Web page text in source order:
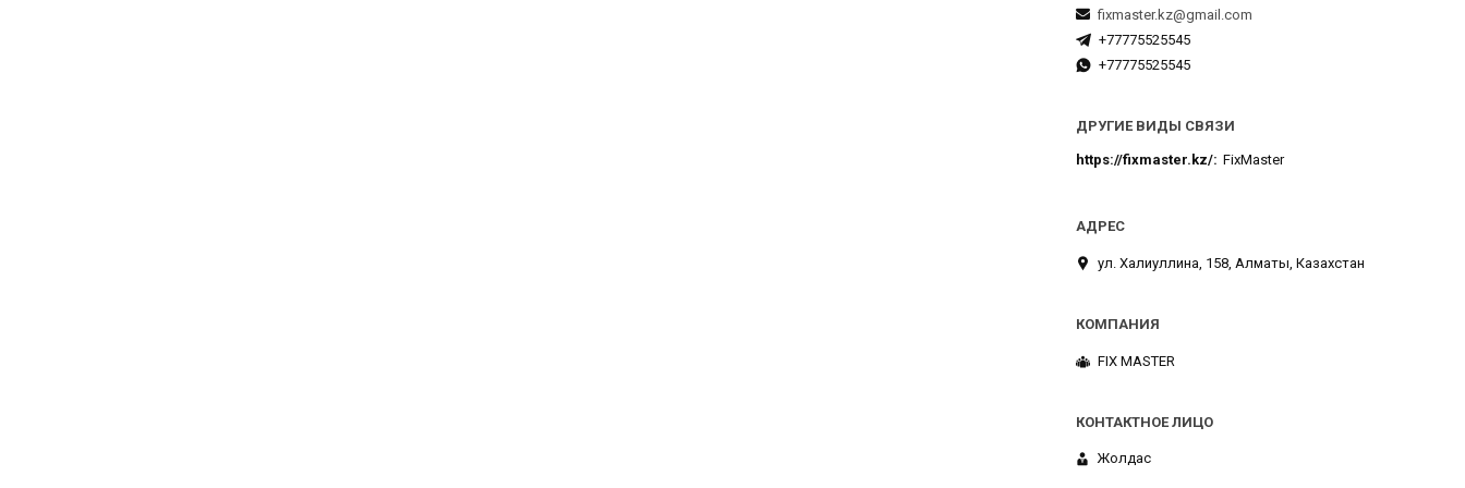
fixmaster.kz@gmail.com
+77775525545
+77775525545
ДРУГИЕ ВИДЫ СВЯЗИ
https://fixmaster.kz/ FixMaster
ул. Халиуллина, 158, Алматы, Казахстан
FIX MASTER
Жолдас